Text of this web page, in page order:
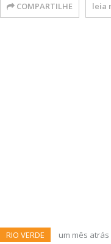
COMPARTILHE leia
RIO VERDE um mês atrás